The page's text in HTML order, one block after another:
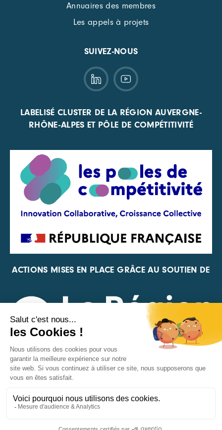
Annuaires des membres
Les appels à projets
SUIVEZ-NOUS
LABELISÉ CLUSTER DE LA RÉGION AUVERGNE-
RHÔNE-ALPES ET PÔLE DE COMPÉTITIVITÉ
ACTIONS MISES EN PLACE GRÂCE AU SOUTIEN DE
REPRÉSENTANT DE LA PFA, DE LA FIF ET DE FRANCE
VÉLO